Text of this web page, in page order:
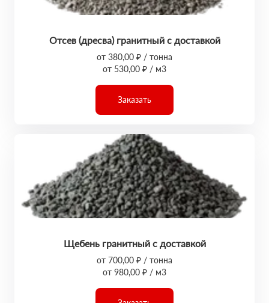
Отсев (дресва) гранитный с доставкой
от 380,00 ₽ / тонна
от 530,00 ₽ / м3
Заказать
Щебень гранитный с доставкой
от 700,00 ₽ / тонна
от 980,00 ₽ / м3